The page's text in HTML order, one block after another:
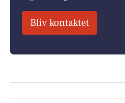
Bliv kontaktet